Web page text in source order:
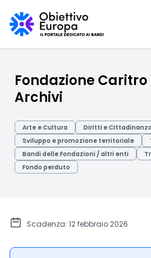
Fondazione
Archivi
Arte e Cultura Diritti e Cittadinanza
Sviluppo e promozione territoriale
Bandi delle Fondazioni / altri enti
Fondo perduto
Scadenza: 12 febbraio 2026